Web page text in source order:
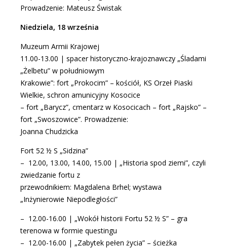
Prowadzenie: Mateusz Świstak
Niedziela, 18 września
Muzeum Armii Krajowej
11.00-13.00 | spacer historyczno-krajoznawczy „Śladami
„Żelbetu” w południowym
Krakowie”: fort „Prokocim” – kościół, KS Orzeł Piaski
Wielkie, schron amunicyjny Kosocice
– fort „Barycz”, cmentarz w Kosocicach – fort „Rajsko” –
fort „Swoszowice”. Prowadzenie:
Joanna Chudzicka
Fort 52 ½ S „Sidzina”
– 12.00, 13.00, 14.00, 15.00 | „Historia spod ziemi”, czyli
zwiedzanie fortu z
przewodnikiem: Magdalena Brhel; wystawa
„Inżynierowie Niepodległości”
– 12.00-16.00 | „Wokół historii Fortu 52 ½ S” – gra
terenowa w formie questingu
– 12.00-16.00 | „Zabytek pełen życia” – ścieżka